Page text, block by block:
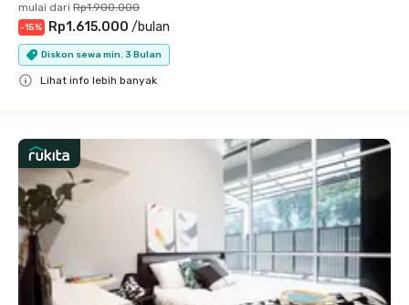
mulai dari Rp1.900.000
-15% Rp1.615.000 /bulan
Diskon sewa min. 3 Bulan
Lihat info lebih banyak